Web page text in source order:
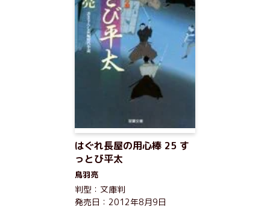
はぐれ長屋の用心棒 25 す
っとび平太
鳥羽亮
判型：文庫判
発売日：2012年8月9日